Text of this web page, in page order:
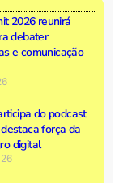
2026 reunirá
debater
e comunicação
do podcast
força da
digital